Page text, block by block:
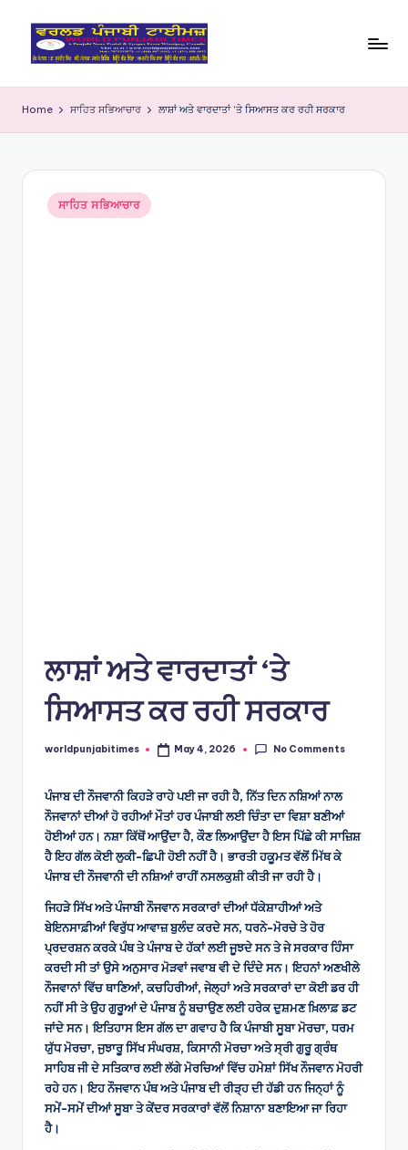
o
rl
d
Home ਸਾਹਿਤ ਸਭਿਆਚਾਰ ਲਾਸ਼ਾਂ ਅਤੇ ਵਾਰਦਾਤਾਂ ‘ਤੇ ਸਿਆਸਤ ਕਰ ਰਹੀ ਸਰਕਾਰ
Posted
in
ਸਾਹਿਤ ਸਭਿਆਚਾਰ
ਲਾਸ਼ਾਂ ਅਤੇ ਵਾਰਦਾਤਾਂ ‘ਤੇ
ਸਿਆਸਤ ਕਰ ਰਹੀ ਸਰਕਾਰ
Posted
worldpunjabitimes May 4, 2026 No Comments
ਪੰਜਾਬ ਦੀ ਨੌਜਵਾਨੀ ਕਿਹੜੇ ਰਾਹੇ ਪਈ ਜਾ ਰਹੀ ਹੈ, ਨਿੱਤ ਦਿਨ ਨਸ਼ਿਆਂ ਨਾਲ
ਨੌਜਵਾਨਾਂ ਦੀਆਂ ਹੋ ਰਹੀਆਂ ਮੌਤਾਂ ਹਰ ਪੰਜਾਬੀ ਲਈ ਚਿੰਤਾ ਦਾ ਵਿਸ਼ਾ ਬਣੀਆਂ
ਹੋਈਆਂ ਹਨ। ਨਸ਼ਾ ਕਿੱਥੋਂ ਆਉਂਦਾ ਹੈ, ਕੌਣ ਲਿਆਉਂਦਾ ਹੈ ਇਸ ਪਿੱਛੇ ਕੀ ਸਾਜ਼ਿਸ਼
ਹੈ ਇਹ ਗੱਲ ਕੋਈ ਲੁਕੀ-ਛਿਪੀ ਹੋਈ ਨਹੀਂ ਹੈ। ਭਾਰਤੀ ਹਕੂਮਤ ਵੱਲੋਂ ਮਿੱਥ ਕੇ
ਪੰਜਾਬ ਦੀ ਨੌਜਵਾਨੀ ਦੀ ਨਸ਼ਿਆਂ ਰਾਹੀਂ ਨਸਲਕੁਸ਼ੀ ਕੀਤੀ ਜਾ ਰਹੀ ਹੈ।
ਜਿਹੜੇ ਸਿੱਖ ਅਤੇ ਪੰਜਾਬੀ ਨੌਜਵਾਨ ਸਰਕਾਰਾਂ ਦੀਆਂ ਧੱਕੇਸ਼ਾਹੀਆਂ ਅਤੇ
ਬੇਇਨਸਾਫ਼ੀਆਂ ਵਿਰੁੱਧ ਆਵਾਜ਼ ਬੁਲੰਦ ਕਰਦੇ ਸਨ, ਧਰਨੇ-ਮੋਰਚੇ ਤੇ ਹੋਰ
ਪ੍ਰਦਰਸ਼ਨ ਕਰਕੇ ਪੰਥ ਤੇ ਪੰਜਾਬ ਦੇ ਹੱਕਾਂ ਲਈ ਜੂਝਦੇ ਸਨ ਤੇ ਜੇ ਸਰਕਾਰ ਹਿੰਸਾ
ਕਰਦੀ ਸੀ ਤਾਂ ਉਸੇ ਅਨੁਸਾਰ ਮੋੜਵਾਂ ਜਵਾਬ ਵੀ ਦੇ ਦਿੰਦੇ ਸਨ। ਇਹਨਾਂ ਅਣਖੀਲੇ
ਨੌਜਵਾਨਾਂ ਵਿੱਚ ਥਾਣਿਆਂ, ਕਚਹਿਰੀਆਂ, ਜੇਲ੍ਹਾਂ ਅਤੇ ਸਰਕਾਰਾਂ ਦਾ ਕੋਈ ਡਰ ਹੀ
ਨਹੀਂ ਸੀ ਤੇ ਉਹ ਗੁਰੂਆਂ ਦੇ ਪੰਜਾਬ ਨੂੰ ਬਚਾਉਣ ਲਈ ਹਰੇਕ ਦੁਸ਼ਮਣ ਖ਼ਿਲਾਫ਼ ਡਟ
ਜਾਂਦੇ ਸਨ। ਇਤਿਹਾਸ ਇਸ ਗੱਲ ਦਾ ਗਵਾਹ ਹੈ ਕਿ ਪੰਜਾਬੀ ਸੂਬਾ ਮੋਰਚਾ, ਧਰਮ
ਯੁੱਧ ਮੋਰਚਾ, ਜੁਝਾਰੂ ਸਿੱਖ ਸੰਘਰਸ਼, ਕਿਸਾਨੀ ਮੋਰਚਾ ਅਤੇ ਸ੍ਰੀ ਗੁਰੂ ਗ੍ਰੰਥ
ਸਾਹਿਬ ਜੀ ਦੇ ਸਤਿਕਾਰ ਲਈ ਲੱਗੇ ਮੋਰਚਿਆਂ ਵਿੱਚ ਹਮੇਸ਼ਾਂ ਸਿੱਖ ਨੌਜਵਾਨ ਮੋਹਰੀ
ਰਹੇ ਹਨ। ਇਹ ਨੌਜਵਾਨ ਪੰਥ ਅਤੇ ਪੰਜਾਬ ਦੀ ਰੀੜ੍ਹ ਦੀ ਹੱਡੀ ਹਨ ਜਿਨ੍ਹਾਂ ਨੂੰ
ਸਮੇਂ-ਸਮੇਂ ਦੀਆਂ ਸੂਬਾ ਤੇ ਕੇਂਦਰ ਸਰਕਾਰਾਂ ਵੱਲੋਂ ਨਿਸ਼ਾਨਾ ਬਣਾਇਆ ਜਾ ਰਿਹਾ
ਹੈ।